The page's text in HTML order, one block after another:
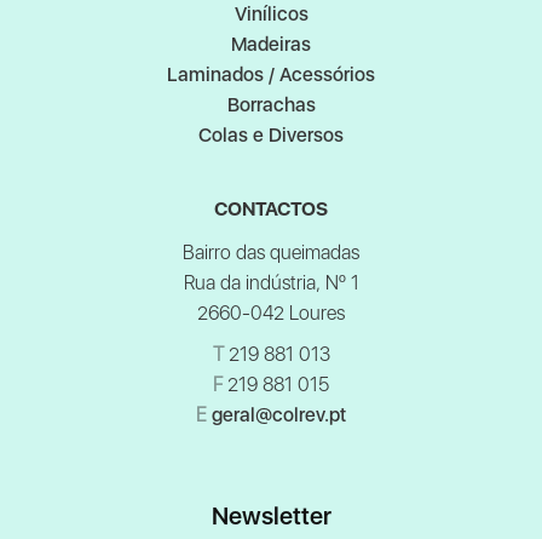
Vinílicos
Madeiras
Laminados / Acessórios
Borrachas
Colas e Diversos
CONTACTOS
Bairro das queimadas
Rua da indústria, Nº 1
2660-042 Loures
T219 881 013
F219 881 015
E geral@colrev.pt
Newsletter